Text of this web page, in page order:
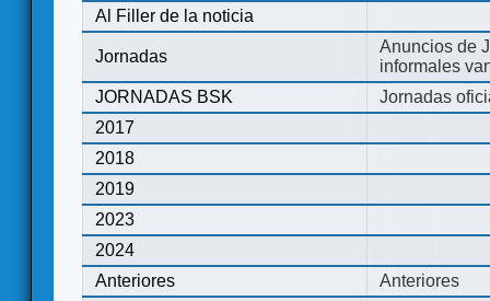
Al Filler de la noticia
Jornadas
Anuncios de
informales
JORNADAS BSK
Jornadas
2017
2018
2019
2023
2024
Anteriores
Anteriores